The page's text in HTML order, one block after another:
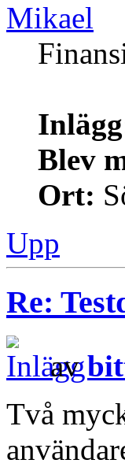
Mikael
Blev
Ort:
Upp
Re:
av
Två